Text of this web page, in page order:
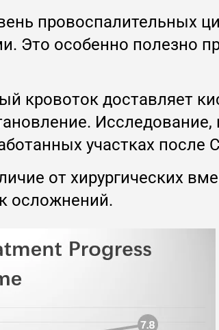
провоспалительных
Это особенно полезно
кровоток доставляет
Исследование,
участках после
от хирургических
осложнений.